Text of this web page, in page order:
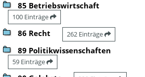
85 Betriebswirtschaft
100 Einträge
86 Recht 262 Einträge
89 Politikwissenschaften
59 Einträge